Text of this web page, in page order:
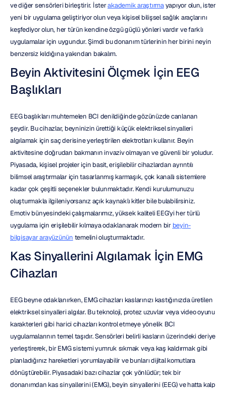
ve diğer sensörleri birleştirir. İster akademik araştırma yapıyor olun, ister
yeni bir uygulama geliştiriyor olun veya kişisel bilişsel sağlık araçlarını
keşfediyor olun, her türün kendine özgü güçlü yönleri vardır ve farklı
uygulamalar için uygundur. Şimdi bu donanım türlerinin her birini neyin
benzersiz kıldığına yakından bakalım.
Beyin Aktivitesini Ölçmek İçin EEG
Başlıkları
EEG başlıkları muhtemelen BCI denildiğinde gözünüzde canlanan
şeydir. Bu cihazlar, beyninizin ürettiği küçük elektriksel sinyalleri
algılamak için saç derisine yerleştirilen elektrotları kullanır. Beyin
aktivitesine doğrudan bakmanın invaziv olmayan ve güvenli bir yoludur.
Piyasada, kişisel projeler için basit, erişilebilir cihazlardan ayrıntılı
bilimsel araştırmalar için tasarlanmış karmaşık, çok kanallı sistemlere
kadar çok çeşitli seçenekler bulunmaktadır. Kendi kurulumunuzu
oluşturmakla ilgileniyorsanız açık kaynaklı kitler bile bulabilirsiniz.
Emotiv bünyesindeki çalışmalarımız, yüksek kaliteli EEG'yi her türlü
uygulama için erişilebilir kılmaya odaklanarak modern bir beyin-
bilgisayar arayüzünün temelini oluşturmaktadır.
Kas Sinyallerini Algılamak İçin EMG
Cihazları
EEG beyne odaklanırken, EMG cihazları kaslarınızı kastığınızda üretilen
elektriksel sinyalleri algılar. Bu teknoloji, protez uzuvlar veya video oyunu
karakterleri gibi harici cihazları kontrol etmeye yönelik BCI
uygulamalarının temel taşıdır. Sensörleri belirli kasların üzerindeki deriye
yerleştirerek, bir EMG sistemi yumruk sıkmak veya kaş kaldırmak gibi
planladığınız hareketleri yorumlayabilir ve bunları dijital komutlara
dönüştürebilir. Piyasadaki bazı cihazlar çok yönlüdür; tek bir
donanımdan kas sinyallerini (EMG), beyin sinyallerini (EEG) ve hatta kalp